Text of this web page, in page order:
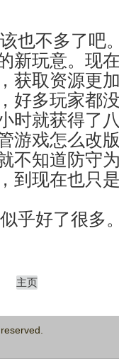
也不多了吧
新玩意。现
获取资源更
好多玩家都
时就获得了
游戏怎么改
不知道防守
到现在也只
乎好了很多
主页